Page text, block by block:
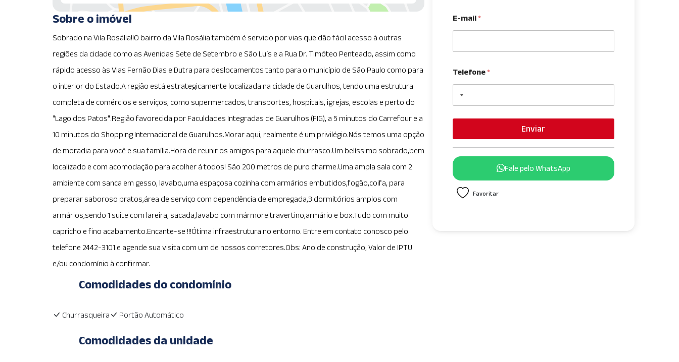
Sobre o imóvel
Sobrado na Vila Rosália!!O bairro da Vila Rosália também é servido por vias que dão fácil acesso à outras
regiões da cidade como as Avenidas Sete de Setembro e São Luís e a Rua Dr. Timóteo Penteado, assim como
rápido acesso às Vias Fernão Dias e Dutra para deslocamentos tanto para o município de São Paulo como para
o interior do Estado.A região está estrategicamente localizada na cidade de Guarulhos, tendo uma estrutura
completa de comércios e serviços, como supermercados, transportes, hospitais, igrejas, escolas e perto do
"Lago dos Patos".Região favorecida por Faculdades Integradas de Guarulhos (FIG), a 5 minutos do Carrefour e a
10 minutos do Shopping Internacional de Guarulhos.Morar aqui, realmente é um privilégio.Nós temos uma opção
de moradia para você e sua família.Hora de reunir os amigos para aquele churrasco.Um belíssimo sobrado,bem
localizado e com acomodação para acolher á todos! São 200 metros de puro charme.Uma ampla sala com 2
ambiente com sanca em gesso, lavabo,uma espaçosa cozinha com armários embutidos,fogão,coifa, para
preparar saboroso pratos,área de serviço com dependência de empregada,3 dormitórios amplos com
armários,sendo 1 suite com lareira, sacada,lavabo com mármore travertino,armário e box.Tudo com muito
capricho e fino acabamento.Encante-se !!!Ótima infraestrutura no entorno. Entre em contato conosco pelo
telefone 2442-3101 e agende sua visita com um de nossos corretores.Obs: Ano de construção, Valor de IPTU
e/ou condomínio à confirmar.
Comodidades do condomínio
Churrasqueira Portão Automático
Comodidades da unidade
E-mail*
Telefone*
Enviar
Fale pelo WhatsApp
Favoritar